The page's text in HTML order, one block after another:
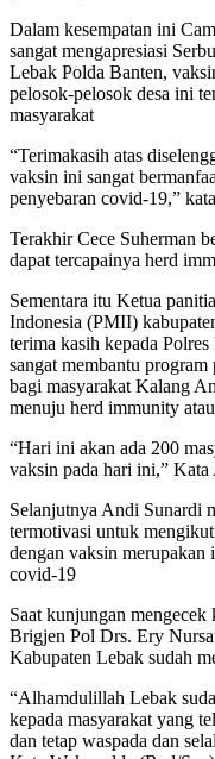
Dalam kesempatan ini
sangat mengapresiasi
Lebak Polda Banten,
pelosok-pelosok desa ini
masyarakat
“Terimakasih atas
vaksin ini sangat
penyebaran covid-19,”
Terakhir Cece Suherman
dapat tercapainya herd
Sementara itu Ketua
Indonesia (PMII)
terima kasih kepada
sangat membantu
bagi masyarakat Kalang
menuju herd immunity
“Hari ini akan ada 200
vaksin pada hari ini,”
Selanjutnya Andi Sunardi
termotivasi untuk
dengan vaksin merupakan
covid-19
Saat kunjungan
Brigjen Pol Drs. Ery
Kabupaten Lebak sudah
“Alhamdulillah Lebak
kepada masyarakat yang
dan tetap waspada dan